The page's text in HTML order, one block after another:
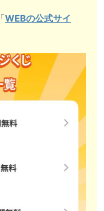
WEBの公式サイ